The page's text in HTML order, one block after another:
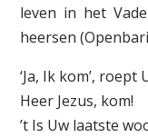
leven in het
heersen
‘Ja, Ik kom’, roept
Heer Jezus, kom!
’t Is Uw laatste